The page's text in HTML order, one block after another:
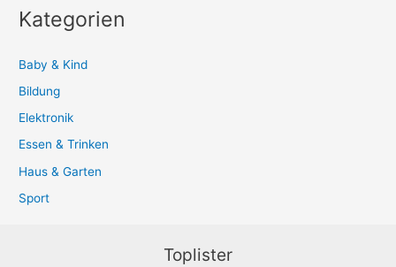
Kategorien
Baby & Kind
Bildung
Elektronik
Essen & Trinken
Haus & Garten
Sport
Toplister